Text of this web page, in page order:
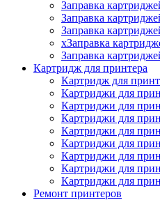
Заправка
Заправка
Заправка
xЗаправка
Заправка
Картридж для принтера
Картридж для
Картриджи для
Картриджи для
Картриджи для
Картриджи для
Картриджи для
Картриджи для
Картриджи для
Картриджи для
Ремонт принтеров